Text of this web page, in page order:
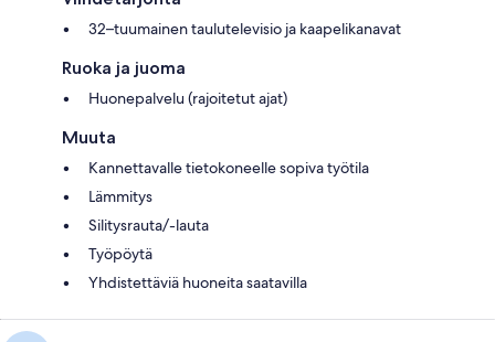
32–tuumainen taulutelevisio ja kaapelikanavat
Ruoka ja juoma
Huonepalvelu (rajoitetut ajat)
Muuta
Kannettavalle tietokoneelle sopiva työtila
Lämmitys
Silitysrauta/-lauta
Työpöytä
Yhdistettäviä huoneita saatavilla